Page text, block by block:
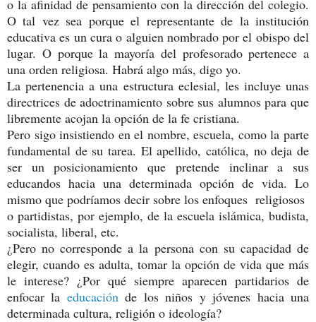
o la afinidad de pensamiento con la dirección del colegio.
O tal vez sea porque el representante de la institución
educativa es un cura o alguien nombrado por el obispo del
lugar. O porque la mayoría del profesorado pertenece a
una orden religiosa. Habrá algo más, digo yo.
La pertenencia a una estructura eclesial, les incluye unas
directrices de adoctrinamiento sobre sus alumnos para que
libremente acojan la opción de la fe cristiana.
Pero sigo insistiendo en el nombre, escuela, como la parte
fundamental de su tarea. El apellido, católica, no deja de
ser un posicionamiento que pretende inclinar a sus
educandos hacia una determinada opción de vida. Lo
mismo que podríamos decir sobre los enfoques religiosos
o partidistas, por ejemplo, de la escuela islámica, budista,
socialista, liberal, etc.
¿Pero no corresponde a la persona con su capacidad de
elegir, cuando es adulta, tomar la opción de vida que más
le interese? ¿Por qué siempre aparecen partidarios de
enfocar la educaciónde los niños y jóvenes hacia una
determinada cultura, religión o ideología?